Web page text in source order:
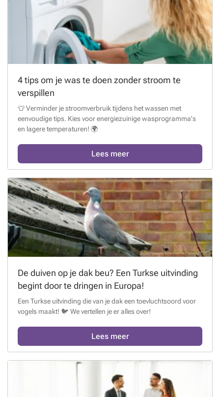
4 tips om je was te doen zonder stroom te
verspillen
👕 Verminder je stroomverbruik tijdens het wassen met
eenvoudige tips. Kies voor energiezuinige wasprogramma's
en lagere temperaturen! 🌍
Lees meer
De duiven op je dak beu? Een Turkse uitvinding
begint door te dringen in Europa!
Een Turkse uitvinding die van je dak een toevluchtsoord voor
vogels maakt! 🐦 We vertellen je er alles over!
Lees meer